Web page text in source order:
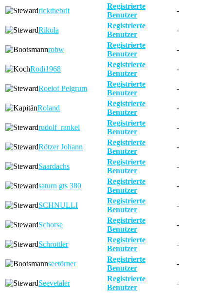
rickthebrit
Registrierte
Benutzer
-
Rikola
Registrierte
Benutzer
-
robw
Registrierte
Benutzer
-
Rodi1968
Registrierte
Benutzer
-
Roelof Pelgrum
Registrierte
Benutzer
-
Roland
Registrierte
Benutzer
-
rudolf_rankel
Registrierte
Benutzer
-
Rötzer Johann
Registrierte
Benutzer
-
Saardachs
Registrierte
Benutzer
-
saturn gts 380
Registrierte
Benutzer
-
SCHNULLI
Registrierte
Benutzer
-
Schorse
Registrierte
Benutzer
-
Schrottler
Registrierte
Benutzer
-
seetörner
Registrierte
Benutzer
-
Seevetaler
Registrierte
Benutzer
-